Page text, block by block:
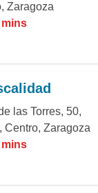
Zaragoza
mins
las Torres, 50,
Centro, Zaragoza
mins